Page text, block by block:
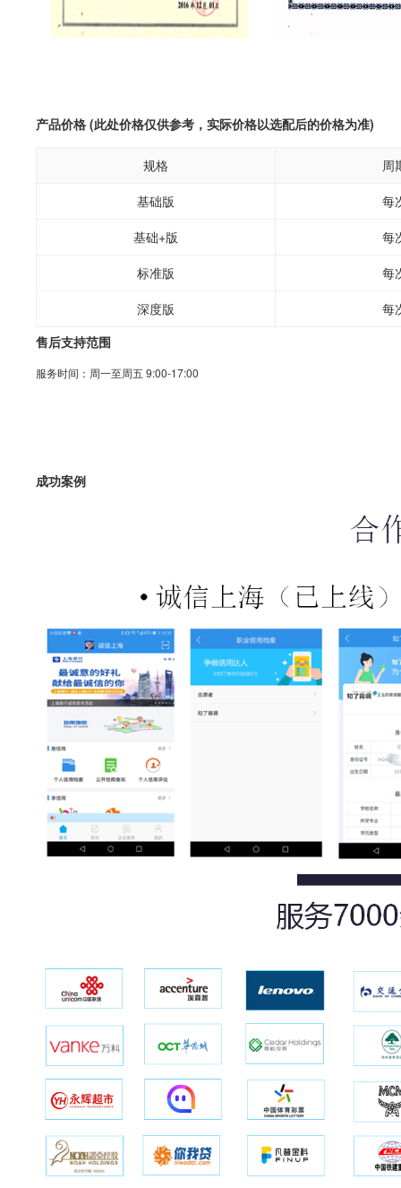
产品价格 (此处价格仅供参考，实际价格以选配后的价格为准)
规格
周
基础版
每
基础+版
每
标准版
每
深度版
每
售后支持范围
服务时间：周一至周五 9:00-17:00
成功案例